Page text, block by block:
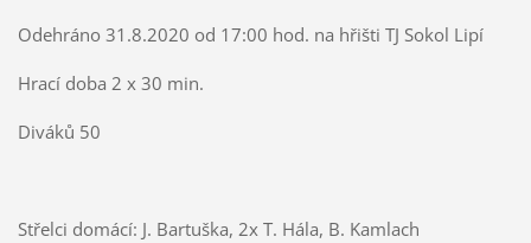
Odehráno 31.8.2020 od 17:00 hod. na hřišti TJ Sokol Lipí
Hrací doba 2 x 30 min.
Diváků 50
Střelci domácí: J. Bartuška, 2x T. Hála, B. Kamlach